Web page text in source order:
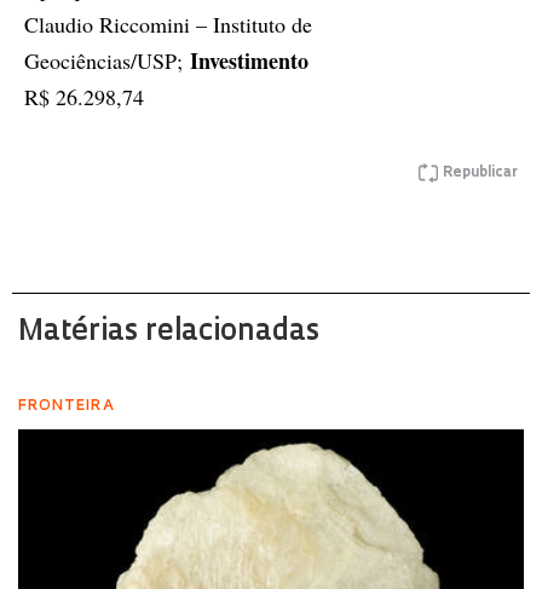
Claudio Riccomini – Instituto de
Geociências/USP; Investimento
R$ 26.298,74
Republicar